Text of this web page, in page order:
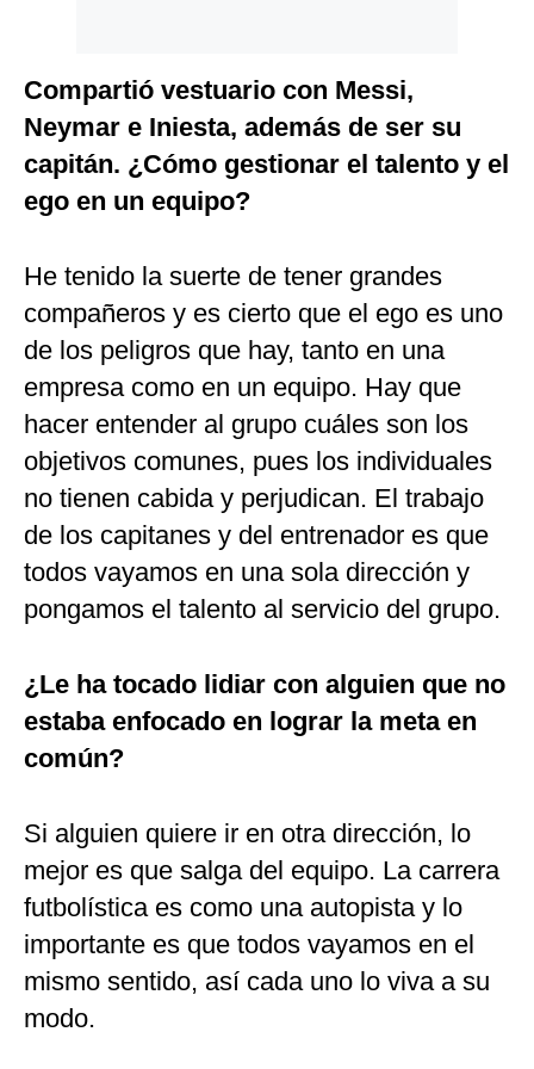
Compartió vestuario con Messi,
Neymar e Iniesta, además de ser su
capitán. ¿Cómo gestionar el talento y el
ego en un equipo?
He tenido la suerte de tener grandes
compañeros y es cierto que el ego es uno
de los peligros que hay, tanto en una
empresa como en un equipo. Hay que
hacer entender al grupo cuáles son los
objetivos comunes, pues los individuales
no tienen cabida y perjudican. El trabajo
de los capitanes y del entrenador es que
todos vayamos en una sola dirección y
pongamos el talento al servicio del grupo.
¿Le ha tocado lidiar con alguien que no
estaba enfocado en lograr la meta en
común?
Si alguien quiere ir en otra dirección, lo
mejor es que salga del equipo. La carrera
futbolística es como una autopista y lo
importante es que todos vayamos en el
mismo sentido, así cada uno lo viva a su
modo.